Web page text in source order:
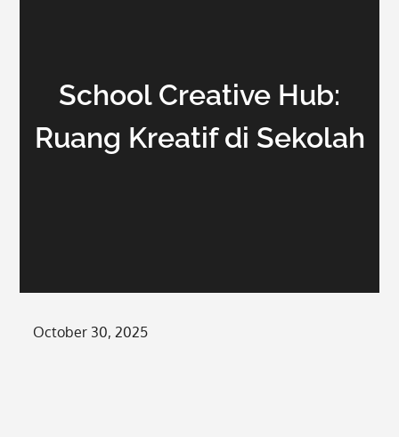
School Creative Hub:
Ruang Kreatif di Sekolah
Posted
October 30, 2025